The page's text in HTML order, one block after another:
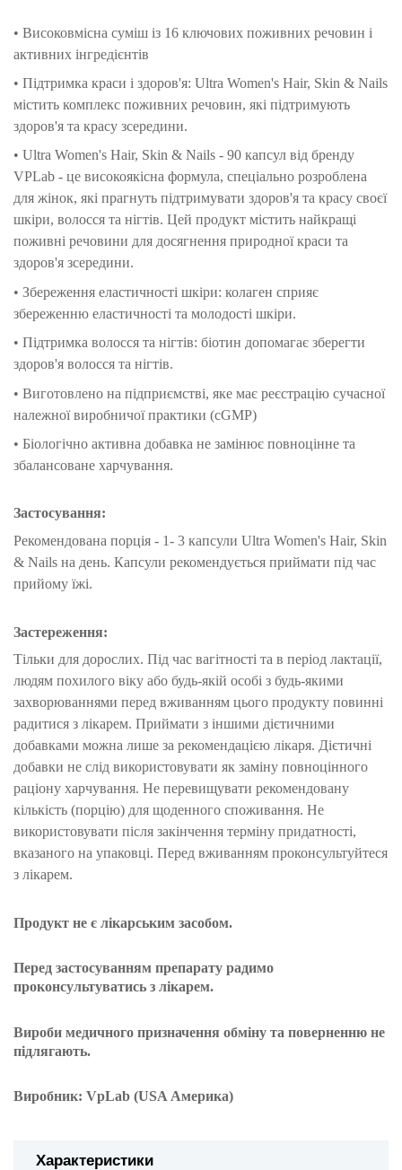
• Високовмісна суміш із 16 ключових поживних речовин і
активних інгредієнтів
• Підтримка краси і здоров'я: Ultra Women's Hair, Skin & Nails
містить комплекс поживних речовин, які підтримують
здоров'я та красу зсередини.
• Ultra Women's Hair, Skin & Nails - 90 капсул від бренду
VPLab - це високоякісна формула, спеціально розроблена
для жінок, які прагнуть підтримувати здоров'я та красу своєї
шкіри, волосся та нігтів. Цей продукт містить найкращі
поживні речовини для досягнення природної краси та
здоров'я зсередини.
• Збереження еластичності шкіри: колаген сприяє
збереженню еластичності та молодості шкіри.
• Підтримка волосся та нігтів: біотин допомагає зберегти
здоров'я волосся та нігтів.
• Виготовлено на підприємстві, яке має реєстрацію сучасної
належної виробничої практики (cGMP)
• Біологічно активна добавка не замінює повноцінне та
збалансоване харчування.
Застосування:
Рекомендована порція - 1- 3 капсули Ultra Women's Hair, Skin
& Nails на день. Капсули рекомендується приймати під час
прийому їжі.
Застереження:
Тільки для дорослих. Під час вагітності та в період лактації,
людям похилого віку або будь-якій особі з будь-якими
захворюваннями перед вживанням цього продукту повинні
радитися з лікарем. Приймати з іншими дієтичними
добавками можна лише за рекомендацією лікаря. Дієтичні
добавки не слід використовувати як заміну повноцінного
раціону харчування. Не перевищувати рекомендовану
кількість (порцію) для щоденного споживання. Не
використовувати після закінчення терміну придатності,
вказаного на упаковці. Перед вживанням проконсультуйтеся
з лікарем.
Продукт не є лікарським засобом.
Перед застосуванням препарату радимо
проконсультуватись з лікарем.
Вироби медичного призначення обміну та поверненню не
підлягають.
Виробник: VpLab (USA Америка)
Характеристики